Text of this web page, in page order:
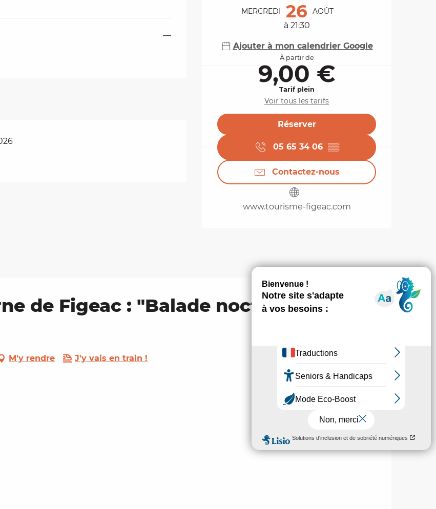
MERCREDI 26 AOÛT
à 21:30
Ajouter à mon calendrier Google
À partir de
9,00 €
Tarif plein
Voir tous les tarifs
Réserver
05 65 34 06 ▒▒
Contactez-nous
www.tourisme-figeac.com
—
de Figeac : "Balade nocturne au
M'y rendre J'y vais en train !